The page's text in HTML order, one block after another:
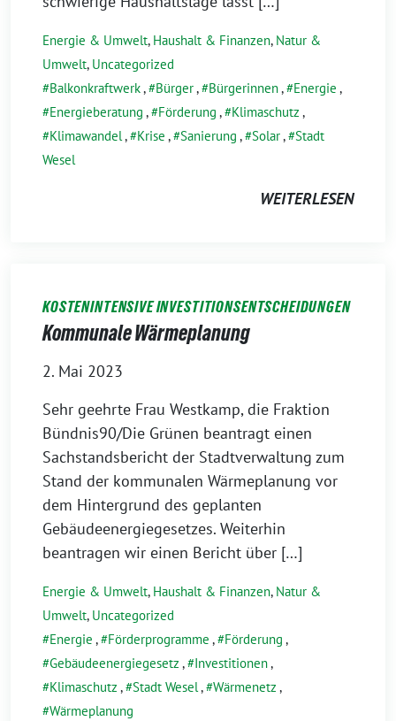
Energie & Umwelt, Haushalt & Finanzen, Natur &
Umwelt, Uncategorized
Balkonkraftwerk, Bürger, Bürgerinnen, Energie ,
Energieberatung , Förderung , Klimaschutz ,
Klimawandel, Krise , Sanierung , Solar, Stadt
Wesel
WEITERLESEN
KOSTENINTENSIVE INVESTITIONSENTSCHEIDUNGEN
Kommunale Wärmeplanung
2. Mai 2023
Sehr geehrte Frau Westkamp, die Fraktion
Bündnis90/Die Grünen beantragt einen
Sachstandsbericht der Stadtverwaltung zum
Stand der kommunalen Wärmeplanung vor
dem Hintergrund des geplanten
Gebäudeenergiegesetzes. Weiterhin
beantragen wir einen Bericht über […]
Energie & Umwelt, Haushalt & Finanzen, Natur &
Umwelt, Uncategorized
Energie , Förderprogramme , Förderung ,
Gebäudeenergiegesetz , Investitionen,
Klimaschutz , Stadt Wesel, Wärmenetz ,
Wärmeplanung